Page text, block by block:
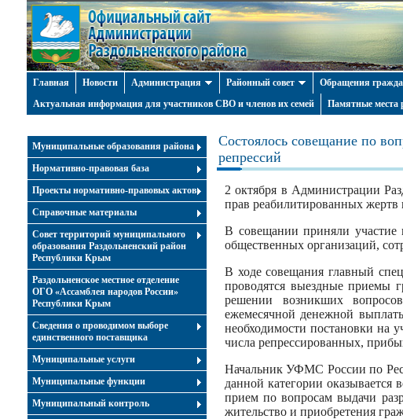
Главная Новости Администрация Районный совет Обращения
Актуальная информация для участников СВО и членов их семей
Памятные места
Муниципальные образования района
Нормативно-правовая база
Проекты нормативно-правовых актов
Справочные материалы
Совет территорий муниципального
образования Раздольненский район
Республики Крым
Раздольненское местное отделение
ОГО «Ассамблея народов России»
Республики Крым
Cведения о проводимом выборе
единственного поставщика
Муниципальные услуги
Муниципальные функции
Муниципальный контроль
Состоялось совещание по
репрессий
2 октября в Администрации
прав реабилитированных жертв
В совещании приняли
общественных организаций,
В ходе совещания главный
проводятся выездные приемы
решении возникших
ежемесячной денежной
необходимости постановки на
числа репрессированных,
Начальник УФМС России по
данной категории оказывается
прием по вопросам выдачи
жительство и приобретения